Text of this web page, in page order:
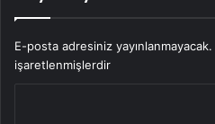
E-posta adresiniz yayınlanmayacak.
işaretlenmişlerdir